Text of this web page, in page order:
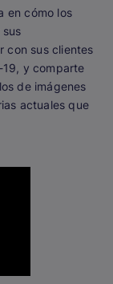
en cómo los
con sus clientes
y comparte
de imágenes
actuales que